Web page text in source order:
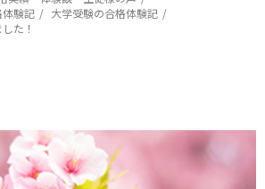
験記
大学受験の合格体験記
た！